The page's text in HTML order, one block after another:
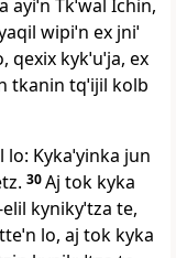
Tkˈwal Ichin,
wipiˈn ex jniˈ
qexix kykˈuˈja, ex
tkanin tqˈijil kolb
lo: Kykaˈyinka jun
30Aj tok kyka
kynikyˈtza te,
lo, aj tok kyka